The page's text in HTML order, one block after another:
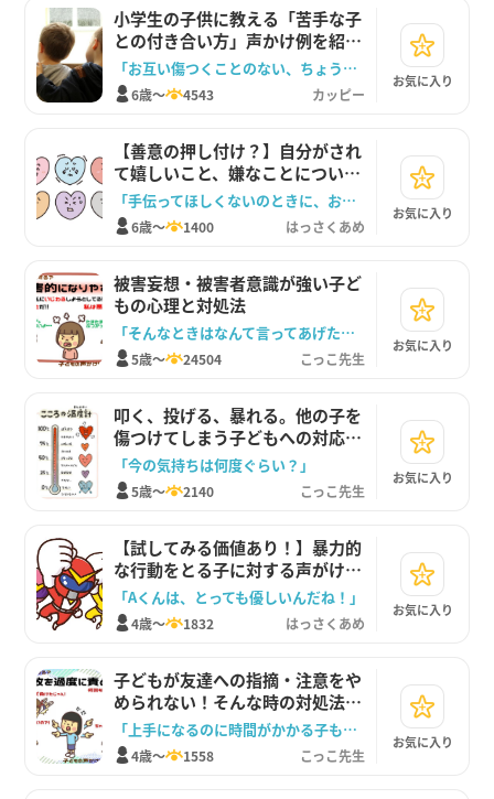
小学生の子供に教える「苦手な子
との付き合い方」声かけ例を紹介
します
「お互い傷つくことのない、ちょうどいい距離を見つけよう」
6歳～ 4543 カッピー
お気に入り
【善意の押し付け？】自分がされ
て嬉しいこと、嫌なことについて
子どもと話してみる
「手伝ってほしくないのときに、お友達が勝手に手伝ってきたらどうする？」
6歳～ 1400 はっさくあめ
お気に入り
被害妄想・被害者意識が強い子ど
もの心理と対処法
「そんなときはなんて言ってあげたらいいかな」
5歳～ 24504 こっこ先生
お気に入り
叩く、投げる、暴れる。他の子を
傷つけてしまう子どもへの対応と
声かけ
「今の気持ちは何度ぐらい？」
5歳～ 2140 こっこ先生
お気に入り
【試してみる価値あり！】暴力的
な行動をとる子に対する声がけ
【良いラベリングをする】
「Aくんは、とっても優しいんだね！」
4歳～ 1832 はっさくあめ
お気に入り
子どもが友達への指摘・注意をや
められない！そんな時の対処法
は？
「上手になるのに時間がかかる子もいるんだよ」
4歳～ 1558 こっこ先生
お気に入り